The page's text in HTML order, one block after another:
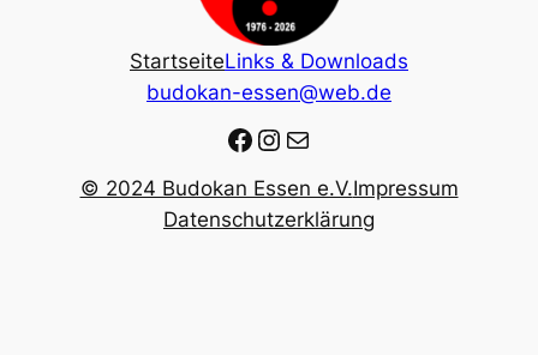
StartseiteLinks & Downloads
budokan-essen@web.de
Facebook
Instagram
E-Mail
© 2024 Budokan Essen e.V.Impressum
Datenschutzerklärung